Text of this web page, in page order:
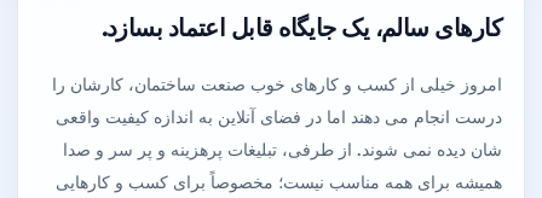
کارهای سالم، یک جایگاه قابل اعتماد بسازد.
امروز خیلی از کسب و کارهای خوب صنعت ساختمان، کارشان را
درست انجام می دهند اما در فضای آنلاین به اندازه کیفیت واقعی
شان دیده نمی شوند. از طرفی، تبلیغات پرهزینه و پر سر و صدا
همیشه برای همه مناسب نیست؛ مخصوصاً برای کسب و کارهایی